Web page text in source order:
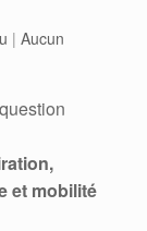
| Aucun
et mobilité